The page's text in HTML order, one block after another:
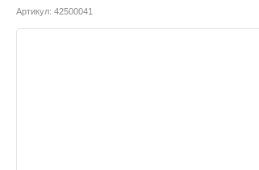
Артикул: 42500041